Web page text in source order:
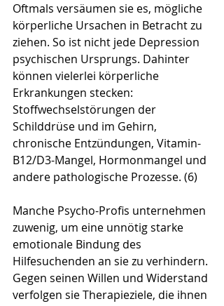
Oftmals versäumen sie es, mögliche
körperliche Ursachen in Betracht zu
ziehen. So ist nicht jede Depression
psychischen Ursprungs. Dahinter
können vielerlei körperliche
Erkrankungen stecken:
Stoffwechselstörungen der
Schilddrüse und im Gehirn,
chronische Entzündungen, Vitamin-
B12/D3-Mangel, Hormonmangel und
andere pathologische Prozesse. (6)
Manche Psycho-Profis unternehmen
zuwenig, um eine unnötig starke
emotionale Bindung des
Hilfesuchenden an sie zu verhindern.
Gegen seinen Willen und Widerstand
verfolgen sie Therapieziele, die ihnen